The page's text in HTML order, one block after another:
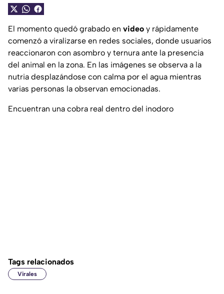
El momento quedó grabado en video y rápidamente
comenzó a viralizarse en redes sociales, donde usuarios
reaccionaron con asombro y ternura ante la presencia
del animal en la zona. En las imágenes se observa a la
nutria desplazándose con calma por el agua mientras
varias personas la observan emocionadas.
Encuentran una cobra real dentro del inodoro
Tags relacionados
Virales